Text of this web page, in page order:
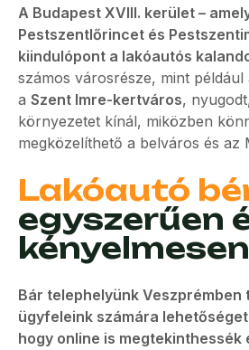
A Budapest XVIII. kerület –
Pestszentlőrincet és
kiindulópont a lakóautós
számos városrésze, mint például
a Szent Imre-kertváros,
környezetet kínál, miközben
megközelíthető a belváros és az
Lakóautó
egyszerűen
kényelmesen
Bár telephelyünk Veszprémben
ügyfeleink számára
hogy online is megtekinthessék